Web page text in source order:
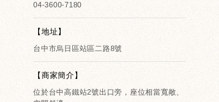
04-3600-7180
【地址】
台中市烏日區站區二路8號
【商家簡介】
位於台中高鐵站2號出口旁，座位相當寬敞、